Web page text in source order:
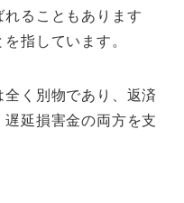
ることもあります
指しています。
く別物であり、返済
延損害金の両方を支